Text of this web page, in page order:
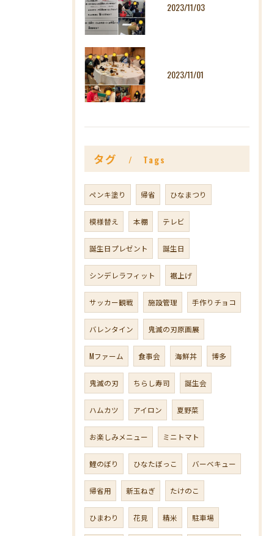
2023/11/03
2023/11/01
タグ Tags
ペンキ塗り 帰省 ひなまつり
模様替え 本棚 テレビ
誕生日プレゼント 誕生日
シンデレラフィット 裾上げ
サッカー観戦 施設管理 手作りチョコ
バレンタイン 鬼滅の刃原画展
Mファーム 食事会 海鮮丼 博多
鬼滅の刃 ちらし寿司 誕生会
ハムカツ アイロン 夏野菜
お楽しみメニュー ミニトマト
鯉のぼり ひなたぼっこ バーベキュー
帰省用 新玉ねぎ たけのこ
ひまわり 花見 精米 駐車場